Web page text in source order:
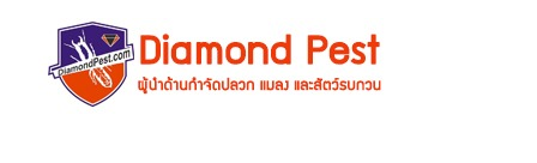
content